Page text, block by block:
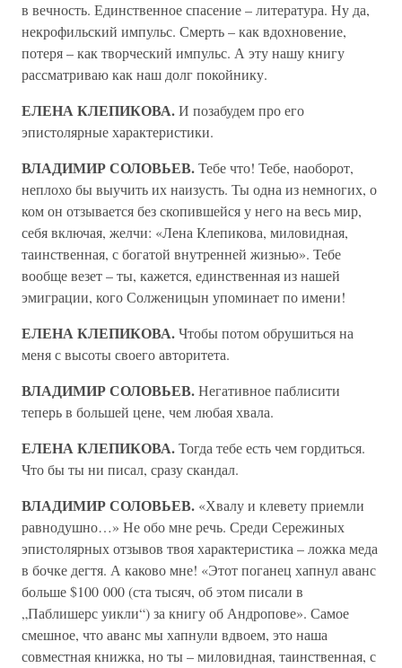
в вечность. Единственное спасение – литература. Ну да,
некрофильский импульс. Смерть – как вдохновение,
потеря – как творческий импульс. А эту нашу книгу
рассматриваю как наш долг покойнику.
ЕЛЕНА КЛЕПИКОВА.И позабудем про его
эпистолярные характеристики.
ВЛАДИМИР СОЛОВЬЕВ.Тебе что! Тебе, наоборот,
неплохо бы выучить их наизусть. Ты одна из немногих, о
ком он отзывается без скопившейся у него на весь мир,
себя включая, желчи: «Лена Клепикова, миловидная,
таинственная, с богатой внутренней жизнью». Тебе
вообще везет – ты, кажется, единственная из нашей
эмиграции, кого Солженицын упоминает по имени!
ЕЛЕНА КЛЕПИКОВА.Чтобы потом обрушиться на
меня с высоты своего авторитета.
ВЛАДИМИР СОЛОВЬЕВ.Негативное паблисити
теперь в большей цене, чем любая хвала.
ЕЛЕНА КЛЕПИКОВА.Тогда тебе есть чем гордиться.
Что бы ты ни писал, сразу скандал.
ВЛАДИМИР СОЛОВЬЕВ. «Хвалу и клевету приемли
равнодушно…» Не обо мне речь. Среди Сережиных
эпистолярных отзывов твоя характеристика – ложка меда
в бочке дегтя. А каково мне! «Этот поганец хапнул аванс
больше $100 000 (ста тысяч, об этом писали в
„Паблишерс уикли“) за книгу об Андропове». Самое
смешное, что аванс мы хапнули вдвоем, это наша
совместная книжка, но ты – миловидная, таинственная, с